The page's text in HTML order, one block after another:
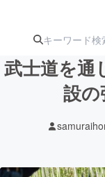
ターン
武士道を通
設の